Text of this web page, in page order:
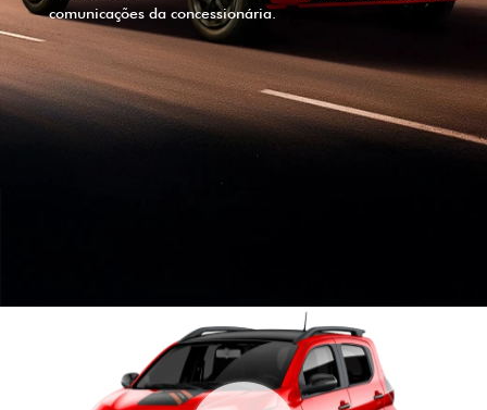
comunicações da concessionária.
ENTRAR EM CONTATO